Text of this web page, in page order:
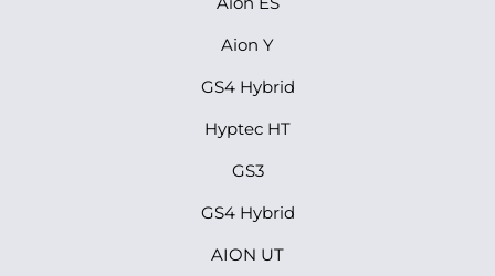
Aion Y
GS4 Hybrid
Hyptec HT
GS3
GS4 Hybrid
AION UT